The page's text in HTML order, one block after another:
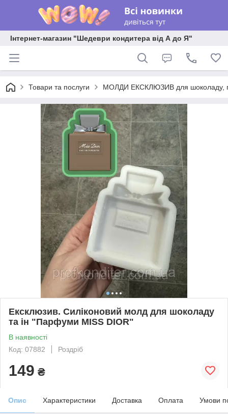
Інтернет-магазин "Шедеври кондитера від А до Я"
Товари та послуги МОЛДИ ЕКСКЛЮЗИВ для шоколаду,
Ексклюзив. Силіконовий молд для шоколаду
та ін "Парфуми MISS DIOR"
В наявності
Код: 07882
Роздріб
149 ₴
Опис Характеристики Доставка Оплата Умови